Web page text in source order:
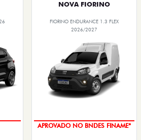
NOVA FIORINO
FIORINO ENDURANCE 1.3 FLEX
2026/2027
APROVADO NO BNDES FINAME*